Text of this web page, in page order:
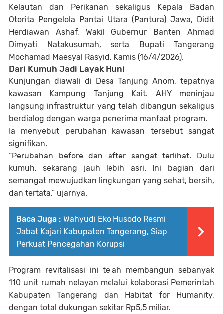
Kelautan dan Perikanan sekaligus Kepala Badan
Otorita Pengelola Pantai Utara (Pantura) Jawa, Didit
Herdiawan Ashaf, Wakil Gubernur Banten Ahmad
Dimyati Natakusumah, serta Bupati Tangerang
Mochamad Maesyal Rasyid, Kamis (16/4/2026).
Dari Kumuh Jadi Layak Huni
Kunjungan diawali di Desa Tanjung Anom, tepatnya
kawasan Kampung Tanjung Kait. AHY meninjau
langsung infrastruktur yang telah dibangun sekaligus
berdialog dengan warga penerima manfaat program.
Ia menyebut perubahan kawasan tersebut sangat
signifikan.
“Perubahan before dan after sangat terlihat. Dulu
kumuh, sekarang jauh lebih asri. Ini bagian dari
semangat mewujudkan lingkungan yang sehat, bersih,
dan tertata,” ujarnya.
Baca Juga : Wahyudi Eko Husodo Resmi
Jabat Kajari Kabupaten Tangerang, Siap
Perkuat Pencegahan Korupsi
Program revitalisasi ini telah membangun sebanyak
110 unit rumah nelayan melalui kolaborasi Pemerintah
Kabupaten Tangerang dan Habitat for Humanity,
dengan total dukungan sekitar Rp5,5 miliar.